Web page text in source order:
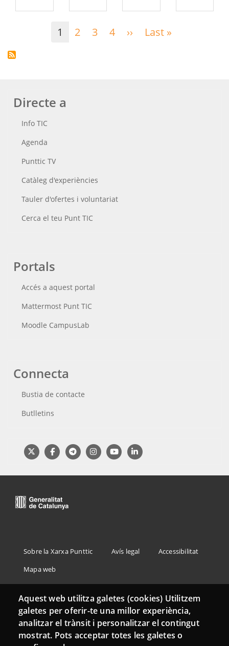
1 2 3 4 ›› Pàgina
Last »
Directe a
Info TIC
Agenda
Punttic TV
Catàleg d'experiències
Tauler d'ofertes i voluntariat
Cerca el teu Punt TIC
Portals
Accés a aquest portal
Mattermost Punt TIC
Moodle CampusLab
Connecta
Bustia de contacte
Butlletins
Aquest web utilitza galetes (cookies) Utilitzem
galetes per oferir-te una millor experiència,
analitzar el trànsit i personalitzar el contingut
mostrat. Pots acceptar totes les galetes o
Menu
Footer
Sobre la Xarxa Punttic Avís legal
Accessibilitat
Mapa web